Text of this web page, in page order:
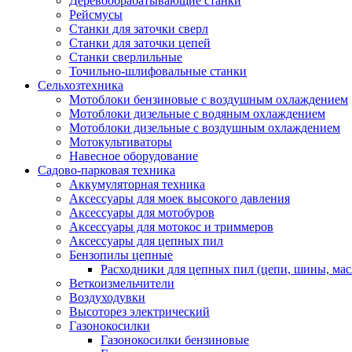
Рейсмусы
Станки для заточки сверл
Станки для заточки цепей
Станки сверлильные
Точильно-шлифовальные станки
Сельхозтехника
Мотоблоки бензиновые с воздушным охлаждением
Мотоблоки дизельные с водяным охлаждением
Мотоблоки дизельные с воздушным охлаждением
Мотокультиваторы
Навесное оборудование
Садово-парковая техника
Аккумуляторная техника
Аксессуары для моек высокого давления
Аксессуары для мотобуров
Аксессуары для мотокос и триммеров
Аксессуары для цепных пил
Бензопилы цепные
Расходники для цепных пил (цепи, шины,
Веткоизмельчители
Воздуходувки
Высоторез электрический
Газонокосилки
Газонокосилки бензиновые